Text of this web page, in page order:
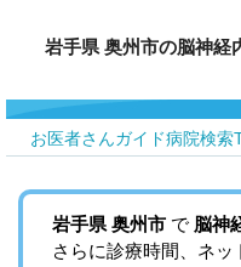
岩手県 奥州市の脳神経
お医者さんガイド病院検索
岩手県 奥州市 で 脳神
さらに診療時間、ネ